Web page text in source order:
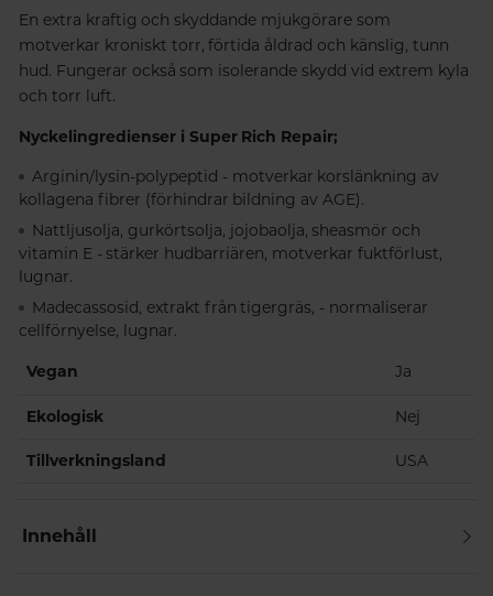
En extra kraftig och skyddande mjukgörare som
motverkar kroniskt torr, förtida åldrad och känslig, tunn
hud. Fungerar också som isolerande skydd vid extrem kyla
och torr luft.
Nyckelingredienser i Super Rich Repair;
Arginin/lysin-polypeptid - motverkar korslänkning av
kollagena fibrer (förhindrar bildning av AGE).
Nattljusolja, gurkörtsolja, jojobaolja, sheasmör och
vitamin E - stärker hudbarriären, motverkar fuktförlust,
lugnar.
Madecassosid, extrakt från tigergräs, - normaliserar
cellförnyelse, lugnar.
Vegan Ja
Ekologisk Nej
Tillverkningsland USA
Innehåll